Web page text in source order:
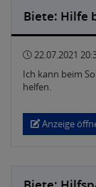
Biete: Hilfe
22.07.2021
Ich kann beim
helfen.
Anzeige